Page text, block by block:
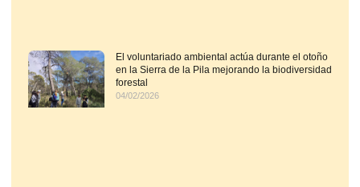
El voluntariado ambiental actúa durante el otoño
en la Sierra de la Pila mejorando la biodiversidad
forestal
04/02/2026